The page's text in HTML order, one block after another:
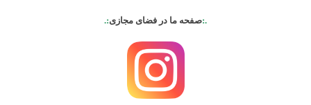
.:صفحه ما در فضای مجازی:.